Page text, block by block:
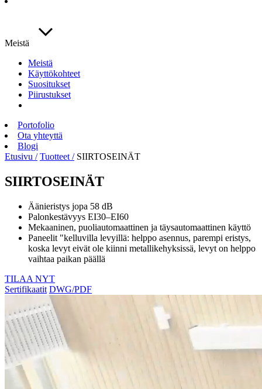
Meistä
Meistä
Käyttökohteet
Suositukset
Piirustukset
Portofolio
Ota yhteyttä
Blogi
Etusivu / Tuotteet / SIIRTOSEINÄT
SIIRTOSEINÄT
Äänieristys jopa 58 dB
Palonkestävyys EI30–EI60
Mekaaninen, puoliautomaattinen ja täysautomaattinen käyttö
Paneelit "kelluvilla levyillä: helppo asennus, parempi eristys,
koska levyt eivät ole kiinni metallikehyksissä, levyt on helppo
vaihtaa paikan päällä
TILAA NYT
Sertifikaatit DWG/PDF